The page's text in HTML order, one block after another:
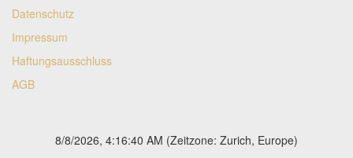
Datenschutz
Impressum
Haftungsausschluss
AGB
8/8/2026, 4:16:41 AM (Zeitzone: Zurich, Europe)